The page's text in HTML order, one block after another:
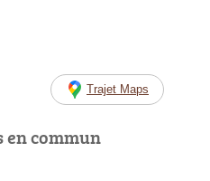
Trajet Maps
commun